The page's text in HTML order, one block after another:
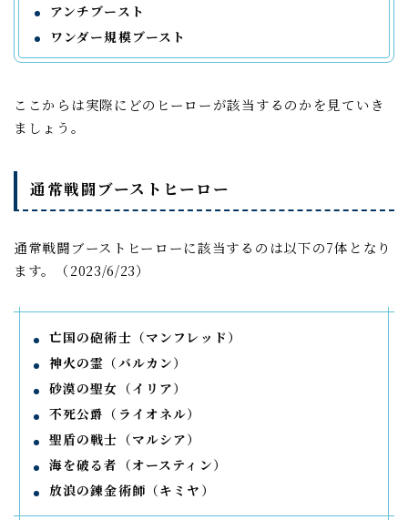
アンチブースト
ワンダー規模ブースト
ここからは実際にどのヒーローが該当するのかを見ていき
ましょう。
通常戦闘ブーストヒーロー
通常戦闘ブーストヒーローに該当するのは以下の7体となり
ます。（2023/6/23）
亡国の砲術士（マンフレッド）
神火の霊（バルカン）
砂漠の聖女（イリア）
不死公爵（ライオネル）
聖盾の戦士（マルシア）
海を破る者（オースティン）
放浪の錬金術師（キミヤ）